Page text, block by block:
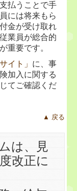
払うことで手
には将来もら
金が受け取れ
業員が総合的
重要です。
イト」 に、事
加入に関する
てご確認くだ
▲ 戻る
は、見
改正に